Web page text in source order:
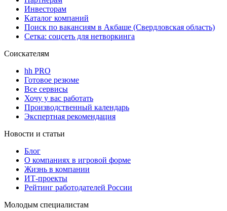
Инвесторам
Каталог компаний
Поиск по вакансиям в Акбаше (Свердловская область)
Сетка: соцсеть для нетворкинга
Соискателям
hh PRO
Готовое резюме
Все сервисы
Хочу у вас работать
Производственный календарь
Экспертная рекомендация
Новости и статьи
Блог
О компаниях в игровой форме
Жизнь в компании
ИТ-проекты
Рейтинг работодателей России
Молодым специалистам